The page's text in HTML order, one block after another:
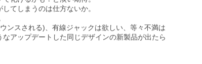
てしまうのは仕方ないか。
ンスされる)、有線ジャックは欲しい、等々不満は
アップデートした同じデザインの新製品が出たら